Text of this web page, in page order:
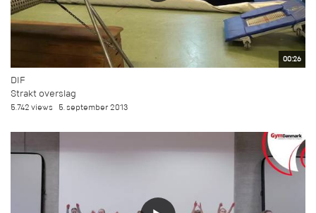
00:26
DIF
Strakt overslag
5.742 views 5. september 2013